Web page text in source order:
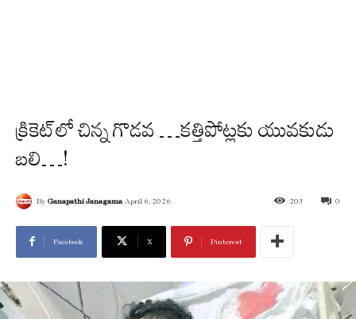
క్రికెట్‌లో చిన్న గొడ‌వ …క‌త్తిపోట్ల‌కు యువ‌కుడు
బ‌లి…!
By Ganapathi Janagama April 6, 2026 0
203
Facebook X Pinterest